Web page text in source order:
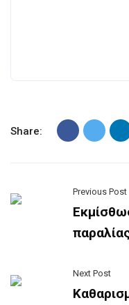
Share:
Previous Post
Next Post